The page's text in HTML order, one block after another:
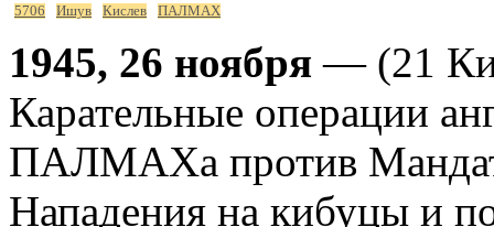
5706 Ишув Кислев ПАЛМАХ
1945, 26 ноября — (21
Карательные операции
ПАЛМАХа против
Нападения на кибуцы и